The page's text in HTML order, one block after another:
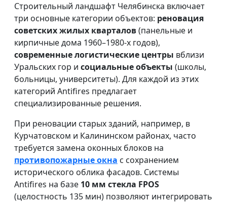
Строительный ландшафт Челябинска включает
три основные категории объектов: реновация
советских жилых кварталов(панельные и
кирпичные дома 1960–1980-х годов),
современные логистические центры вблизи
Уральских гор и социальные объекты (школы,
больницы, университеты). Для каждой из этих
категорий Antifires предлагает
специализированные решения.
При реновации старых зданий, например, в
Курчатовском и Калининском районах, часто
требуется замена оконных блоков на
противопожарные окна с сохранением
исторического облика фасадов. Системы
Antifires на базе 10 мм стекла FPOS
(целостность 135 мин) позволяют интегрировать